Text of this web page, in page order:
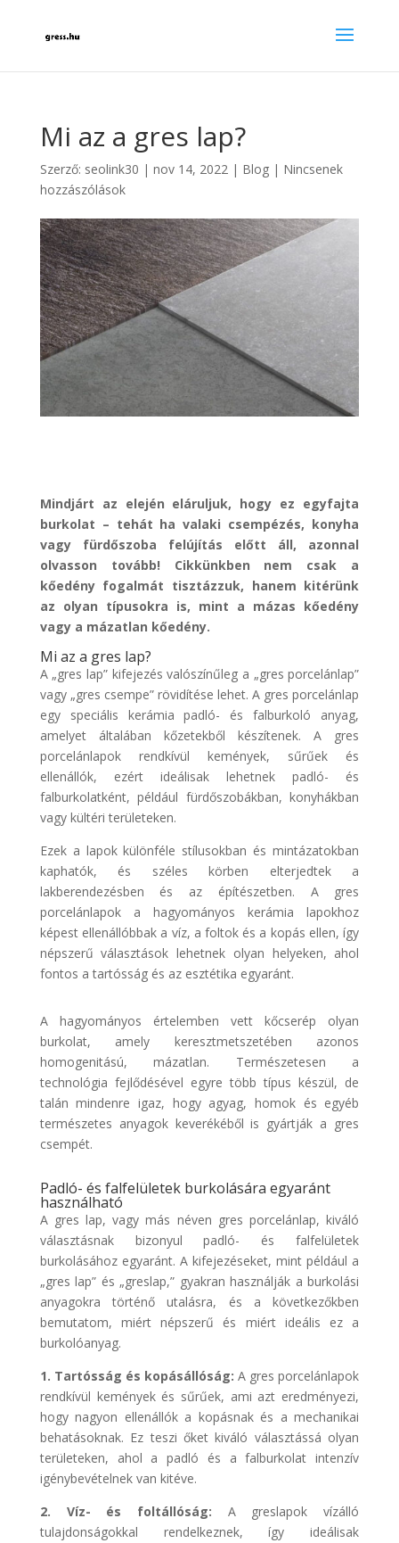
Mi az a gres lap?
Szerző: seolink30 | nov 14, 2022| Blog| Nincsenek
hozzászólások
Mindjárt az elején eláruljuk, hogy ez egyfajta
burkolat – tehát ha valaki csempézés, konyha
vagy fürdőszoba felújítás előtt áll, azonnal
olvasson tovább! Cikkünkben nem csak a
kőedény fogalmát tisztázzuk, hanem kitérünk
az olyan típusokra is, mint a mázas kőedény
vagy a mázatlan kőedény.
Mi az a gres lap?
A „gres lap” kifejezés valószínűleg a „gres porcelánlap”
vagy „gres csempe” rövidítése lehet. A gres porcelánlap
egy speciális kerámia padló- és falburkoló anyag,
amelyet általában kőzetekből készítenek. A gres
porcelánlapok rendkívül kemények, sűrűek és
ellenállók, ezért ideálisak lehetnek padló- és
falburkolatként, például fürdőszobákban, konyhákban
vagy kültéri területeken.
Ezek a lapok különféle stílusokban és mintázatokban
kaphatók, és széles körben elterjedtek a
lakberendezésben és az építészetben. A gres
porcelánlapok a hagyományos kerámia lapokhoz
képest ellenállóbbak a víz, a foltok és a kopás ellen, így
népszerű választások lehetnek olyan helyeken, ahol
fontos a tartósság és az esztétika egyaránt.
A hagyományos értelemben vett kőcserép olyan
burkolat, amely keresztmetszetében azonos
homogenitású, mázatlan. Természetesen a
technológia fejlődésével egyre több típus készül, de
talán mindenre igaz, hogy agyag, homok és egyéb
természetes anyagok keverékéből is gyártják a gres
csempét.
Padló- és falfelületek burkolására egyaránt
használható
A gres lap, vagy más néven gres porcelánlap, kiváló
választásnak bizonyul padló- és falfelületek
burkolásához egyaránt. A kifejezéseket, mint például a
„gres lap” és „greslap,” gyakran használják a burkolási
anyagokra történő utalásra, és a következőkben
bemutatom, miért népszerű és miért ideális ez a
burkolóanyag.
1. Tartósság és kopásállóság: A gres porcelánlapok
rendkívül kemények és sűrűek, ami azt eredményezi,
hogy nagyon ellenállók a kopásnak és a mechanikai
behatásoknak. Ez teszi őket kiváló választássá olyan
területeken, ahol a padló és a falburkolat intenzív
igénybevételnek van kitéve.
2. Víz- és foltállóság: A greslapok vízálló
tulajdonságokkal rendelkeznek, így ideálisak